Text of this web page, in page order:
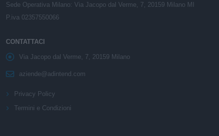
Sede Operativa Milano: Via Jacopo dal Verme, 7, 20159 Milano MI
P.iva 02357550066
CONTATTACI
Via Jacopo dal Verme, 7, 20159 Milano
aziende@adintend.com
Privacy Policy
Termini e Condizioni